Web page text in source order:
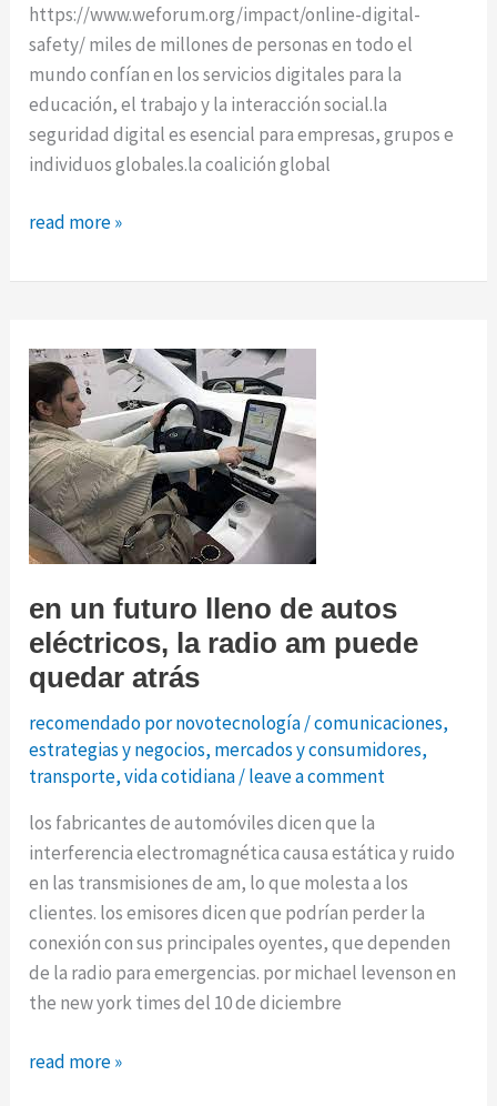
https://www.weforum.org/impact/online-digital-
safety/ miles de millones de personas en todo el
mundo confían en los servicios digitales para la
educación, el trabajo y la interacción social.la
seguridad digital es esencial para empresas, grupos e
individuos globales.la coalición global
seguridad
aplicación
derechos
humanos
en
el
mundo
digital
read more »
en un futuro lleno de autos
eléctricos, la radio am puede
quedar atrás
recomendado por novotecnología/comunicaciones,
estrategias y negocios, mercados y consumidores,
transporte,vida cotidiana/leave a comment
los fabricantes de automóviles dicen que la
interferencia electromagnética causa estática y ruido
en las transmisiones de am, lo que molesta a los
clientes. los emisores dicen que podrían perder la
conexión con sus principales oyentes, que dependen
de la radio para emergencias. por michael levenson en
the new york times del 10 de diciembre
en
read more »